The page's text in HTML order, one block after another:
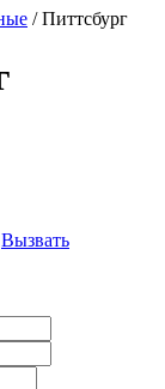
/ Питтсбург
Вызвать